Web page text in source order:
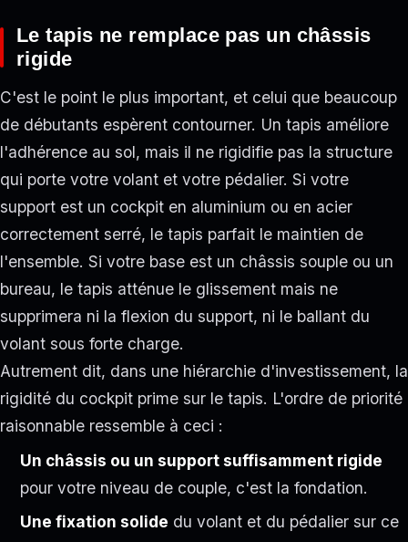
Le tapis ne remplace pas un châssis
rigide
C'est le point le plus important, et celui que beaucoup
de débutants espèrent contourner. Un tapis améliore
l'adhérence au sol, mais il ne rigidifie pas la structure
qui porte votre volant et votre pédalier. Si votre
support est un cockpit en aluminium ou en acier
correctement serré, le tapis parfait le maintien de
l'ensemble. Si votre base est un châssis souple ou un
bureau, le tapis atténue le glissement mais ne
supprimera ni la flexion du support, ni le ballant du
volant sous forte charge.
Autrement dit, dans une hiérarchie d'investissement, la
rigidité du cockpit prime sur le tapis. L'ordre de priorité
raisonnable ressemble à ceci :
Un châssis ou un support suffisamment rigide
pour votre niveau de couple, c'est la fondation.
Une fixation solide du volant et du pédalier sur ce